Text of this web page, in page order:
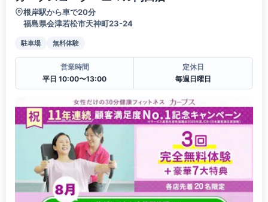
根岸駅から車で20分
福島県会津若松市天神町23-24
駐車場 無料体験
営業時間
平日 10:00〜13:00
定休日
毎週日曜日